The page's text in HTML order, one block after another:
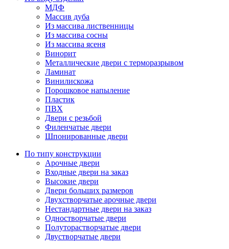
МДФ
Массив дуба
Из массива лиственницы
Из массива сосны
Из массива ясеня
Винорит
Металлические двери с терморазрывом
Ламинат
Винилискожа
Порошковое напыление
Пластик
ПВХ
Двери с резьбой
Филенчатые двери
Шпонированные двери
По типу конструкции
Арочные двери
Входные двери на заказ
Высокие двери
Двери больших размеров
Двухстворчатые арочные двери
Нестандартные двери на заказ
Одностворчатые двери
Полуторастворчатые двери
Двустворчатые двери